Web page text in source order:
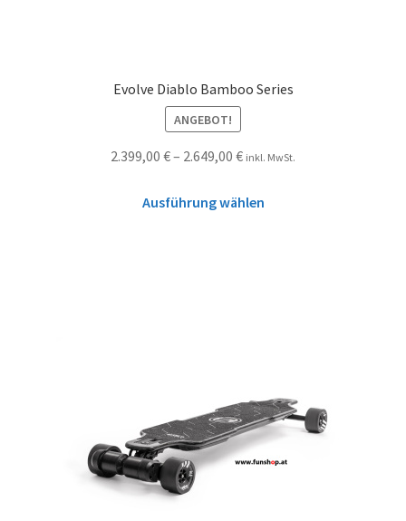
Evolve Diablo Bamboo Series
ANGEBOT!
2.399,00 €– 2.649,00 € inkl. MwSt.
Ausführung wählen